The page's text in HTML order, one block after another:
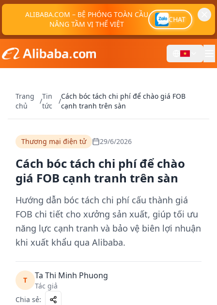
ALIBABA.COM – BỆ PHÓNG TOÀN CẦU
NÂNG TẦM VỊ THẾ VIỆT
CHAT
Trang
chủ
/
Tin
tức
/
Cách bóc tách chi phí để chào giá FOB
cạnh tranh trên sàn
Thương mại điện tử 29/6/2026
Cách bóc tách chi phí để chào
giá FOB cạnh tranh trên sàn
Hướng dẫn bóc tách chi phí cấu thành giá
FOB chi tiết cho xưởng sản xuất, giúp tối ưu
năng lực cạnh tranh và bảo vệ biên lợi nhuận
khi xuất khẩu qua Alibaba.
T Ta Thi Minh Phuong
Tác giả
Chia sẻ: